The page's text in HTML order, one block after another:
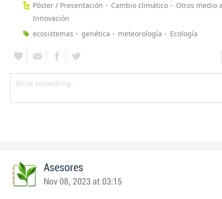
Póster / Presentación Cambio climático
Otros medio
Innovación
ecosistemas
genética meteorología Ecología
Asesores
Nov 08, 2023 at 03:15